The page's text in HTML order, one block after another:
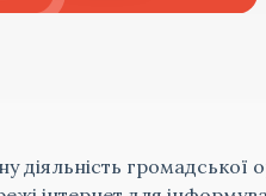
діяльність громадської